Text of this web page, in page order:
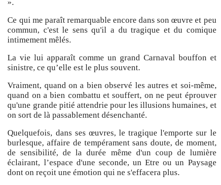
».
Ce qui me paraît remarquable encore dans son œuvre et peu
commun, c'est le sens qu'il a du tragique et du comique
intimement mêlés.
La vie lui apparaît comme un grand Carnaval bouffon et
sinistre, ce qu’elle est le plus souvent.
Vraiment, quand on a bien observé les autres et soi-même,
quand on a bien combattu et souffert, on ne peut éprouver
qu'une grande pitié attendrie pour les illusions humaines, et
on sort de là passablement désenchanté.
Quelquefois, dans ses œuvres, le tragique l'emporte sur le
burlesque, affaire de tempérament sans doute, de moment,
de sensibilité, de la durée même d'un coup de lumière
éclairant, l’espace d'une seconde, un Etre ou un Paysage
dont on reçoit une émotion qui ne s'effacera plus.